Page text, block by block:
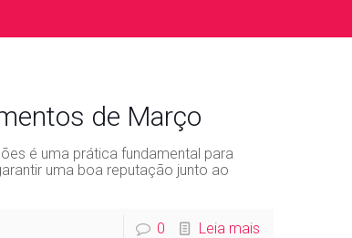
de Março
é uma prática fundamental para
uma boa reputação junto ao
0 Leia mais